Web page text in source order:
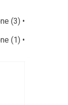
• Phone (3), מכשיר הדגל האמיתי הראשון של החברה שמנסה להביא לקטגוריה את הסטייל הייחודי שלה
• Headphone (1), אוזניות Over-Ear שמציגות שיתוף פעולה עם מותג אודיו נחשב ועיצוב שקוף ו... אהם... מעניין?